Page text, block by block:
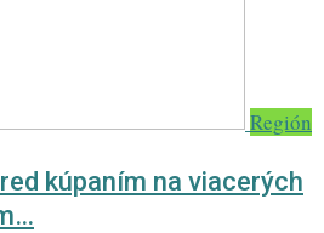
Región
kúpaním na viacerých